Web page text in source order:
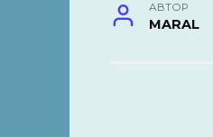
АВТОР
MARAL